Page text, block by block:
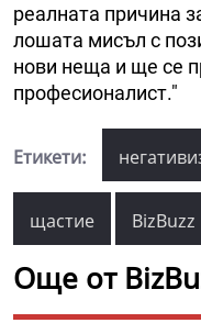
реалната причина
лошата мисъл с
нови неща и ще се
професионалист."
Етикети:
щастие BizBuzz
Още от